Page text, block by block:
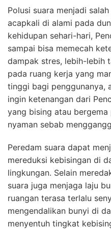
Polusi suara menjadi
acapkali di alami pada
kehidupan sehari-hari,
sampai bisa memecah
dampak stres, lebih-lebih
pada ruang kerja yang
tinggi bagi penggunanya,
ingin ketenangan dari
yang bising atau
nyaman sebab
Peredam suara dapat
mereduksi kebisingan di
lingkungan. Selain
suara juga menjaga laju
ruangan terasa terlalu
mengendalikan bunyi di
menyentuh tingkat